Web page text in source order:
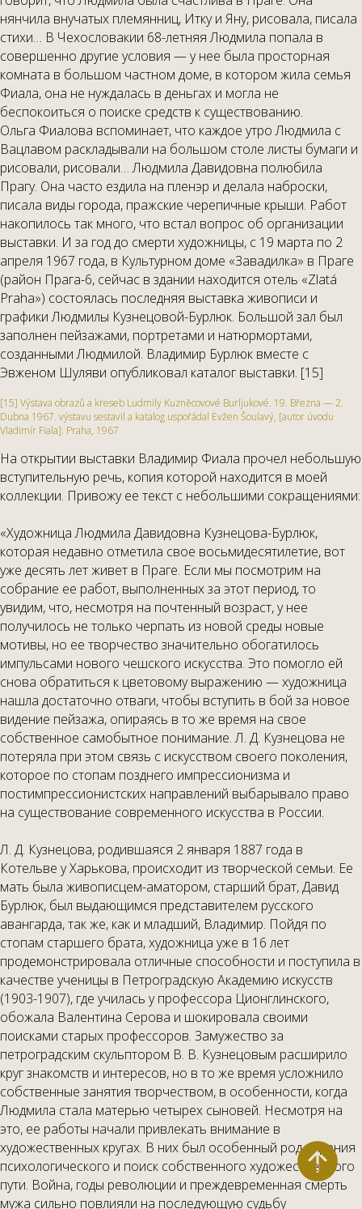
нянчила внучатых племянниц, Итку и Яну, рисовала, писала
стихи… В Чехословакии 68-летняя Людмила попала в
совершенно другие условия — у нее была просторная
комната в большом частном доме, в котором жила семья
Фиала, она не нуждалась в деньгах и могла не
беспокоиться о поиске средств к существованию.
Ольга Фиалова вспоминает, что каждое утро Людмила с
Вацлавом раскладывали на большом столе листы бумаги и
рисовали, рисовали… Людмила Давидовна полюбила
Прагу. Она часто ездила на пленэр и делала наброски,
писала виды города, пражские черепичные крыши. Работ
накопилось так много, что встал вопрос об организации
выставки. И за год до смерти художницы, с 19 марта по 2
апреля 1967 года, в Культурном доме «Завадилка» в Праге
(район Прага-6, сейчас в здании находится отель «Zlatá
Praha») состоялась последняя выставка живописи и
графики Людмилы Кузнецовой-Бурлюк. Большой зал был
заполнен пейзажами, портретами и натюрмортами,
созданными Людмилой. Владимир Бурлюк вместе с
Эвженом Шуляви опубликовал каталог выставки. [15]
[15] Výstava obrazů a kreseb Ludmily Kuzněcovové Burljukové. 19. Března — 2.
Dubna 1967. výstavu sestavil a katalog uspořádal Evžen Šoulavý, [autor úvodu
Vladimír Fiala]. Praha, 1967
На открытии выставки Владимир Фиала прочел небольшую
вступительную речь, копия которой находится в моей
коллекции. Привожу ее текст с небольшими сокращениями:
«Художница Людмила Давидовна Кузнецова-Бурлюк,
которая недавно отметила свое восьмидесятилетие, вот
уже десять лет живет в Праге. Если мы посмотрим на
собрание ее работ, выполненных за этот период, то
увидим, что, несмотря на почтенный возраст, у нее
получилось не только черпать из новой среды новые
мотивы, но ее творчество значительно обогатилось
импульсами нового чешского искусства. Это помогло ей
снова обратиться к цветовому выражению — художница
нашла достаточно отваги, чтобы вступить в бой за новое
видение пейзажа, опираясь в то же время на свое
собственное самобытное понимание. Л. Д. Кузнецова не
потеряла при этом связь с искусством своего поколения,
которое по стопам позднего импрессионизма и
постимпрессионистских направлений выбарывало право
на существование современного искусства в России.
Л. Д. Кузнецова, родившаяся 2 января 1887 года в
Котельве у Харькова, происходит из творческой семьи. Ее
мать была живописцем-аматором, старший брат, Давид
Бурлюк, был выдающимся представителем русского
авангарда, так же, как и младший, Владимир. Пойдя по
стопам старшего брата, художница уже в 16 лет
продемонстрировала отличные способности и поступила в
качестве ученицы в Петроградскую Академию искусств
(1903-1907), где училась у профессора Ционглинского,
обожала Валентина Серова и шокировала своими
поисками старых профессоров. Замужество за
петроградским скульптором В. В. Кузнецовым расширило
круг знакомств и интересов, но в то же время усложнило
собственные занятия творчеством, в особенности, когда
Людмила стала матерью четырех сыновей. Несмотря на
это, ее работы начали привлекать внимание в
художественных кругах. В них был особенный род видения
психологического и поиск собственного художественного
пути. Война, годы революции и преждевременная смерть
мужа сильно повлияли на последующую судьбу